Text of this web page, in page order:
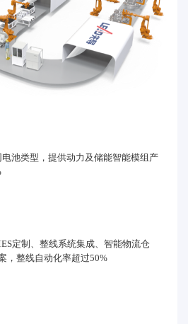
池类型，提供动力及储能智能模组产
定制、整线系统集成、智能物流仓
，整线自动化率超过50%